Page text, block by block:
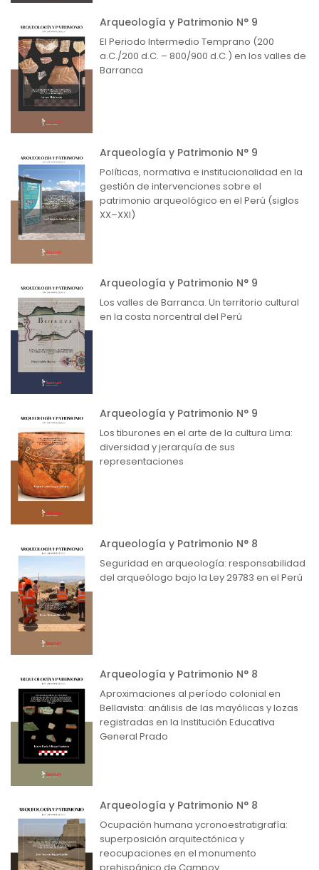
Arqueología y Patrimonio N° 9
El Periodo Intermedio Temprano (200
a.C./200 d.C. – 800/900 d.C.) en los valles de
Barranca
Arqueología y Patrimonio N° 9
Políticas, normativa e institucionalidad en la
gestión de intervenciones sobre el
patrimonio arqueológico en el Perú (siglos
XX–XXI)
Arqueología y Patrimonio N° 9
Los valles de Barranca. Un territorio cultural
en la costa norcentral del Perú
Arqueología y Patrimonio N° 9
Los tiburones en el arte de la cultura Lima:
diversidad y jerarquía de sus
representaciones
Arqueología y Patrimonio N° 8
Seguridad en arqueología: responsabilidad
del arqueólogo bajo la Ley 29783 en el Perú
Arqueología y Patrimonio N° 8
Aproximaciones al período colonial en
Bellavista: análisis de las mayólicas y lozas
registradas en la Institución Educativa
General Prado
Arqueología y Patrimonio N° 8
Ocupación humana ycronoestratigrafía:
superposición arquitectónica y
reocupaciones en el monumento
prehispánico de Campoy